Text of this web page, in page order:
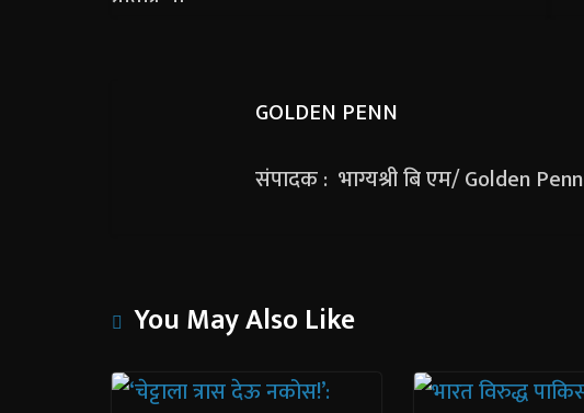
GOLDEN PENN
संपादक : भाग्यश्री बि एम/ Golden Penn
You May Also Like